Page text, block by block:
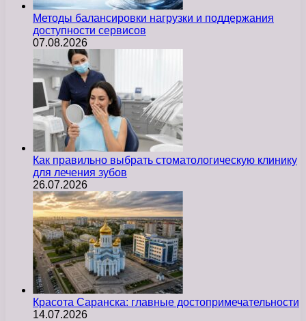
Методы балансировки нагрузки и поддержания
доступности сервисов
07.08.2026
Как правильно выбрать стоматологическую клинику
для лечения зубов
26.07.2026
Красота Саранска: главные достопримечательности
14.07.2026